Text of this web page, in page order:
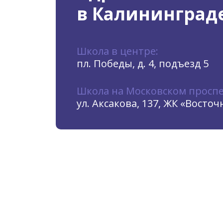
в
Школа в центре:
пл. Победы, д. 4, подъезд 5
Школа на Московском
ул. Аксакова, 137, ЖК